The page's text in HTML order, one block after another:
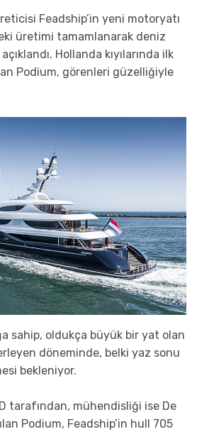
Feadship’in yeni motoryatı
üretimi tamamlanarak deniz
Hollanda kıyılarında ilk
Podium, görenleri güzelliğiyle
sahip, oldukça büyük bir yat olan
döneminde, belki yaz sonu
bekleniyor.
tarafından, mühendisliği ise De
Podium, Feadship’in hull 705